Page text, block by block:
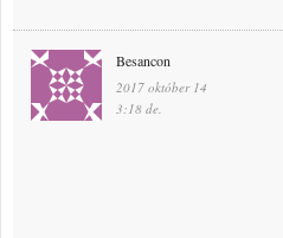
Besancon
2017 október 14
3:18 de.